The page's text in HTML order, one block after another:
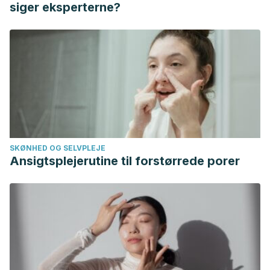
Carcinoma: Clinical, Pathological, and Molecular
Features.Cancers
(1), 26. Disponible en:
https://www.mdpi.com/2072-6694/13/1/26
siger eksperterne?
SKØNHED OG SELVPLEJE
Ansigtsplejerutine til forstørrede porer